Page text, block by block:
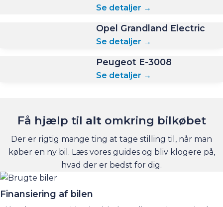
Se detaljer →
Opel Grandland Electric
Se detaljer →
Peugeot E-3008
Se detaljer →
Få hjælp til alt omkring bilkøbet
Der er rigtig mange ting at tage stilling til, når man
køber en ny bil. Læs vores guides og bliv klogere på,
hvad der er bedst for dig.
Finansiering af bilen